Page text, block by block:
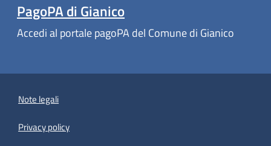
PagoPA di Gianico
Accedi al portale pagoPA del Comune di Gianico
Note legali
Privacy policy